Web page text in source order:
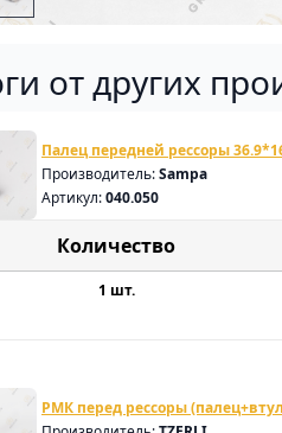
от других
Палец передней рессоры
Производитель:Sampa
Артикул:040.050
1 шт.
РМК перед рессоры